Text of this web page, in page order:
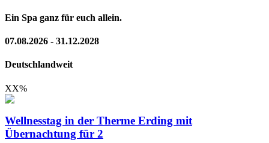
Ein Spa ganz für euch allein.
07.08.2026 - 31.12.2028
Deutschlandweit
XX%
Wellnesstag in der Therme Erding mit
Übernachtung für 2